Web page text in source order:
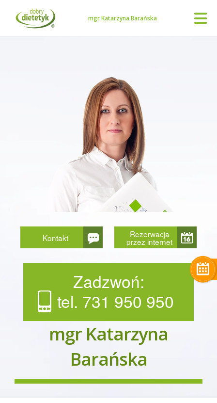
mgr Katarzyna Barańska
Kontakt Rezerwacja
przez internet
Zadzwoń:
tel. 731 950 950
mgr Katarzyna
Barańska